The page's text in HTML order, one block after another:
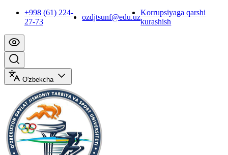
+998 (61) 224-
27-73
ozdjtsunf@edu.uz
Korrupsiyaga qarshi
kurashish
O'zbekcha